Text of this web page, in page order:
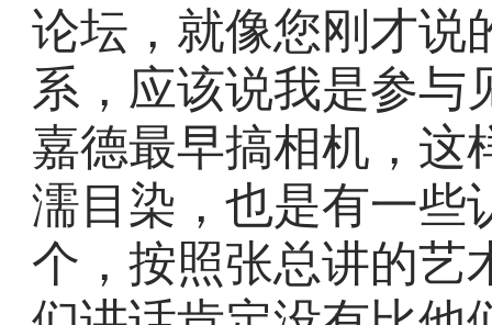
论坛，就像您刚才说
系，应该说我是参与
嘉德最早搞相机，这
濡目染，也是有一些
个，按照张总讲的艺